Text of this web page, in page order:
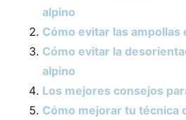
alpino
Cómo evitar las ampollas
Cómo evitar la
alpino
Los mejores consejos
Cómo mejorar tu técnica